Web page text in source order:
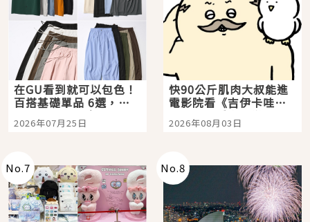
在GU看到就可以包色！
百搭基礎單品 6選，閉
眼全收也不心疼
2026年07月25日
快90公斤肌肉大叔能進
電影院看《吉伊卡哇》
嗎？日本重金屬樂團
「打首」會長與nagano
2026年08月03日
No.7 No.8